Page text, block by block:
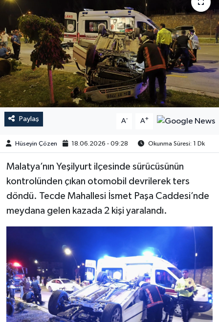
Paylaş A- A+
Hüseyin Çözen 18.06.2026 - 09:28 Okunma Süresi: 1 Dk
Malatya’nın Yeşilyurt ilçesinde sürücüsünün
kontrolünden çıkan otomobil devrilerek ters
döndü. Tecde Mahallesi İsmet Paşa Caddesi’nde
meydana gelen kazada 2 kişi yaralandı.